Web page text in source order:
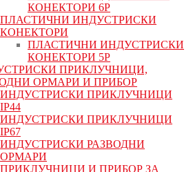
КОНЕКТОРИ 6P
ПЛАСТИЧНИ ИНДУСТРИСКИ
КОНЕКТОРИ
ПЛАСТИЧНИ ИНДУСТРИСКИ
КОНЕКТОРИ 5P
ПРИКЛУЧНИЦИ,
ОРМАРИ И ПРИБОР
ИНДУСТРИСКИ ПРИКЛУЧНИЦИ
IP44
ИНДУСТРИСКИ ПРИКЛУЧНИЦИ
IP67
ИНДУСТРИСКИ РАЗВОДНИ
ОРМАРИ
ПРИКЛУЧНИЦИ И ПРИБОР ЗА